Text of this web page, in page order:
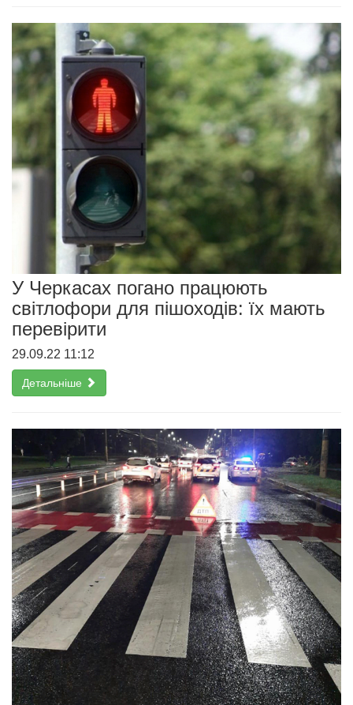
У Черкасах погано працюють
світлофори для пішоходів: їх мають
перевірити
29.09.22 11:12
Детальніше